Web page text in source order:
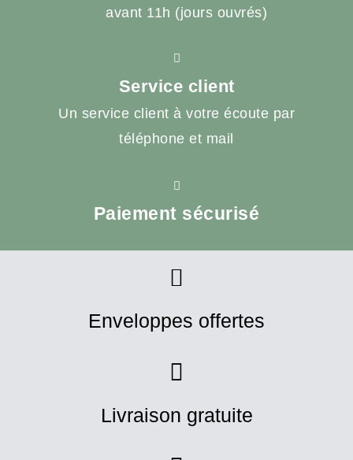
avant 11h (jours ouvrés)
Service client
Un service client à votre écoute par
téléphone et mail
Paiement sécurisé
Enveloppes offertes
Livraison gratuite